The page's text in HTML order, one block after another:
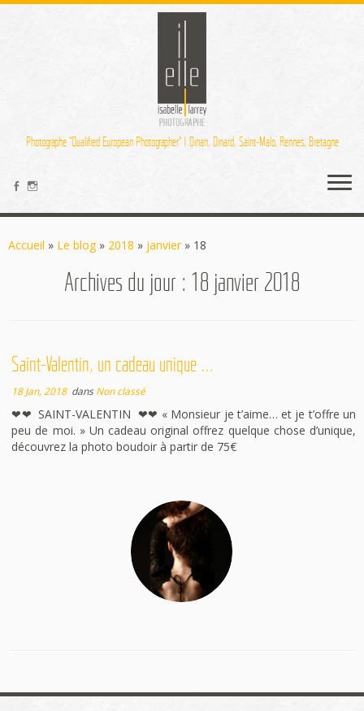
au
Photographe "Qualified European Photographer" | Dinan, Dinard, Saint-Malo, Rennes, Bretagne
Accueil » Le blog » 2018 » janvier » 18
Archives du jour : 18 janvier 2018
Saint-Valentin, un cadeau unique …
18 Jan, 2018dansNon classé
❤❤ SAINT-VALENTIN ❤❤ « Monsieur je t’aime… et je t’offre un
peu de moi. » Un cadeau original offrez quelque chose d’unique,
découvrez la photo boudoir à partir de 75€